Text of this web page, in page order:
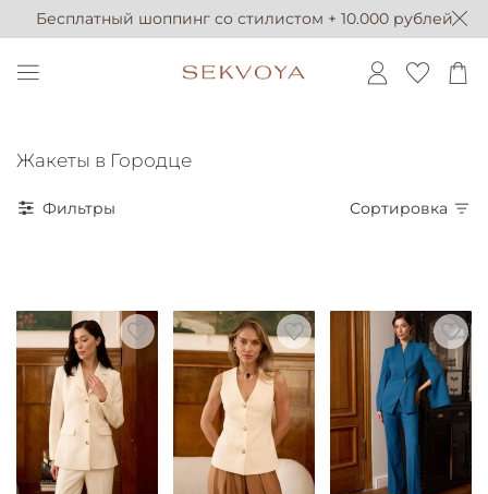
Бесплатный шоппинг со стилистом + 10.000 рублей
Жакеты в Городце
Фильтры Сортировка